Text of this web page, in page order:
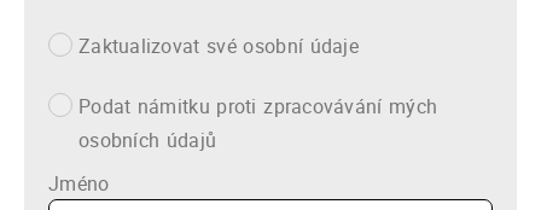
Zaktualizovat své osobní údaje
Podat námitku proti zpracovávání mých
osobních údajů
Jméno